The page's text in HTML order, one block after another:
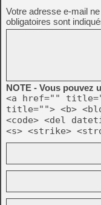
Votre adresse e-mail
obligatoires sont
NOTE - Vous pouvez
<a href=""
title=""> <b>
<code> <del
<s> <strike>